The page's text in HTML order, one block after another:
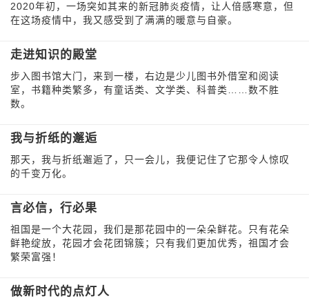
2020年初，一场突如其来的新冠肺炎疫情，让人倍感寒意，但
在这场疫情中，我又感受到了满满的暖意与自豪。
走进知识的殿堂
步入图书馆大门，来到一楼，右边是少儿图书外借室和阅读
室，书籍种类繁多，有童话类、文学类、科普类……数不胜
数。
我与折纸的邂逅
那天，我与折纸邂逅了，只一会儿，我便记住了它那令人惊叹
的千变万化。
言必信，行必果
祖国是一个大花园，我们是那花园中的一朵朵鲜花。只有花朵
鲜艳绽放，花园才会花团锦簇；只有我们更加优秀，祖国才会
繁荣富强！
做新时代的点灯人